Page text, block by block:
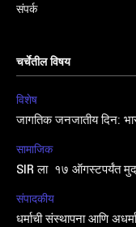
संपर्क
चर्चेतील विषय
विशेष
जागतिक जनजातीय दिन:
सामाजिक
SIR ला १७ ऑगस्टपर्यंत
संपादकीय
धर्माची संस्थापना आणि